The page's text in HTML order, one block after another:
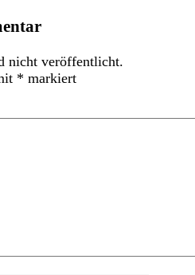
nicht veröffentlicht.
* markiert